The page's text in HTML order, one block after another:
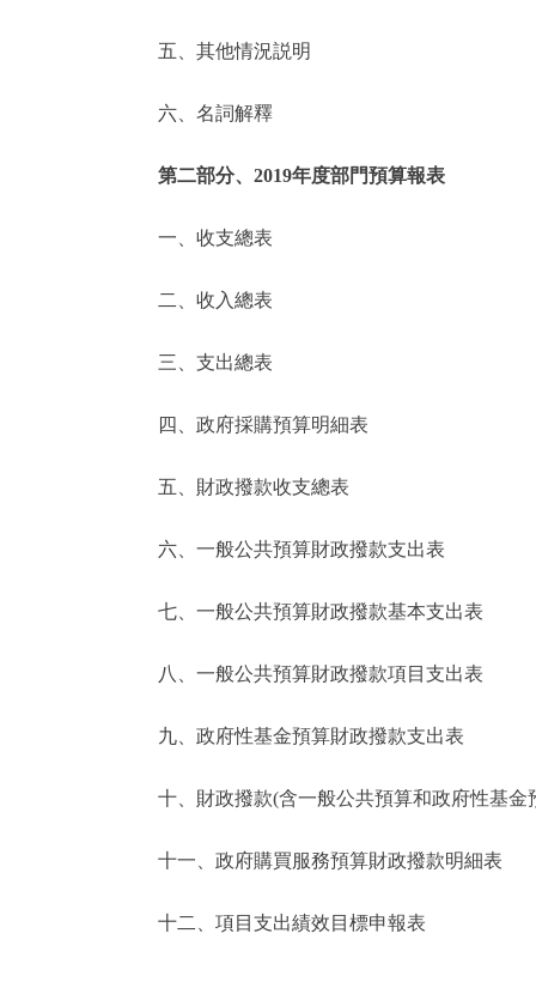
便民服務
仲介服務
政民互動
12345網上接訴即辦
參與調查
走進北京
北京概況
綠色北京
ENGLISH
五、其他情況説明
六、名詞解釋
第二部分、2019年度部門預算報表
一、收支總表
二、收入總表
三、支出總表
四、政府採購預算明細表
五、財政撥款收支總表
六、一般公共預算財政撥款支出表
七、一般公共預算財政撥款基本支出表
八、一般公共預算財政撥款項目支出表
九、政府性基金預算財政撥款支出表
十、財政撥款(含一般公共預算和政府性基金
十一、政府購買服務預算財政撥款明細表
十二、項目支出績效目標申報表